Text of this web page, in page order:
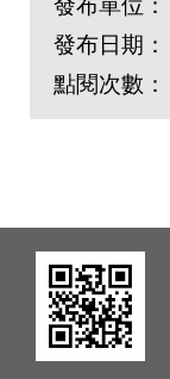
發布日期：
點閱次數：